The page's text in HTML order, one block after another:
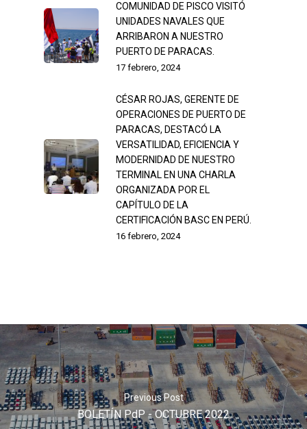
COMUNIDAD DE PISCO VISITÓ
UNIDADES NAVALES QUE
ARRIBARON A NUESTRO
PUERTO DE PARACAS.
17 febrero, 2024
CÉSAR ROJAS, GERENTE DE
OPERACIONES DE PUERTO DE
PARACAS, DESTACÓ LA
VERSATILIDAD, EFICIENCIA Y
MODERNIDAD DE NUESTRO
TERMINAL EN UNA CHARLA
ORGANIZADA POR EL
CAPÍTULO DE LA
CERTIFICACIÓN BASC EN PERÚ.
16 febrero, 2024
Previous Post
BOLETÍN PdP - OCTUBRE 2022